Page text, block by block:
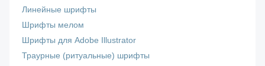
Линейные шрифты
Шрифты мелом
Шрифты для Adobe Illustrator
Траурные (ритуальные) шрифты